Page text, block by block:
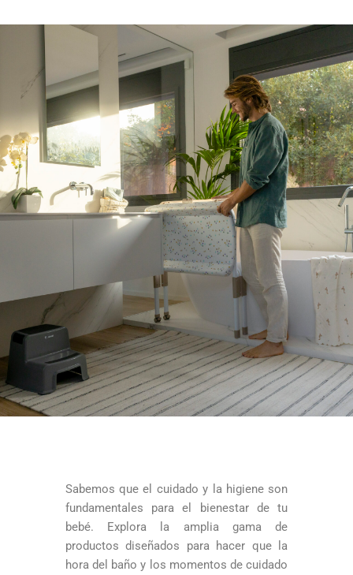
Sabemos que el cuidado y la higiene son
fundamentales para el bienestar de tu
bebé. Explora la amplia gama de
productos diseñados para hacer que la
hora del baño y los momentos de cuidado